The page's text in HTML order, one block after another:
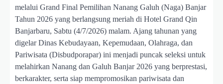
melalui Grand Final Pemilihan Nanang Galuh (Naga) Banjar
Tahun 2026 yang berlangsung meriah di Hotel Grand Qin
Banjarbaru, Sabtu (4/7/2026) malam. Ajang tahunan yang
digelar Dinas Kebudayaan, Kepemudaan, Olahraga, dan
Pariwisata (Disbudporapar) ini menjadi puncak seleksi untuk
melahirkan Nanang dan Galuh Banjar 2026 yang berprestasi,
berkarakter, serta siap mempromosikan pariwisata dan